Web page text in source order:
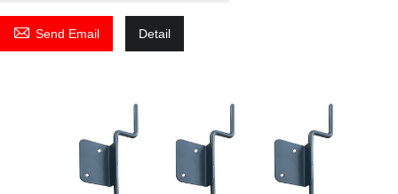
 Send Email Detail